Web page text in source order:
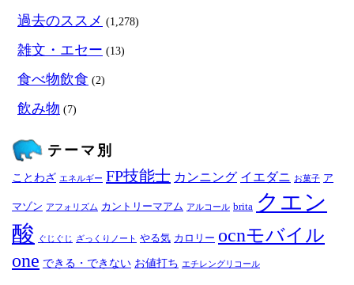
過去のススメ (1,278)
雑文・エセー (13)
食べ物飲食 (2)
飲み物 (7)
テーマ別
ことわざ エネルギー FP技能士 カンニング イエダニ お菓子 ア
マゾン アフォリズム カントリーマアム アルコール brita クエン
酸
ぐじぐじ ざっくりノート やる気 カロリー ocnモバイル
one できる・できない お値打ち エチレングリコール